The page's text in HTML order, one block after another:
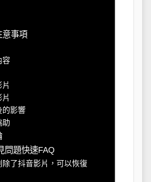
意事項
容
的影響
助
問題快速FAQ
除了抖音影片，可以恢復